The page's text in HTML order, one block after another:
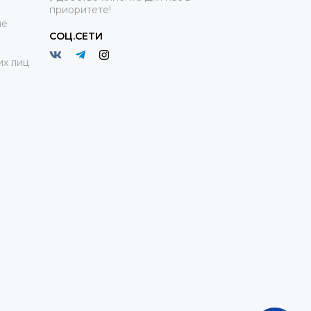
лиц
приоритете!
СОЦ.СЕТИ